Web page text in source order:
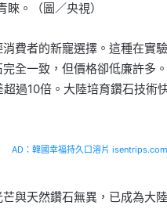
。（圖／央視）
費者的新寵選擇。這種在實
全一致，但價格卻低廉許多
過10倍。大陸培育鑽石技術
AD：韓國幸福持久口溶片 isentrips.com
與天然鑽石無異，已成為大